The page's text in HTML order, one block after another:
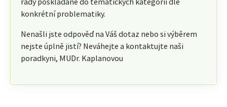
konkrétní problematiky.
Nenašli jste odpověď na Váš dotaz nebo si výběrem
nejste úplně jistí? Neváhejte a kontaktujte naši
poradkyni, MUDr. Kaplanovou